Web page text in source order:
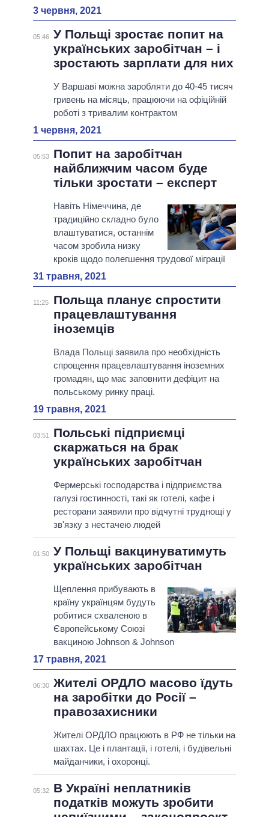
3 червня, 2021
05:46 У Польщі зростає попит на
українських заробітчан – і
зростають зарплати для них
У Варшаві можна заробляти до 40-45 тисяч
гривень на місяць, працюючи на офіційній
роботі з тривалим контрактом
1 червня, 2021
05:53
Попит на заробітчан
найближчим часом буде
тільки зростати – експерт
Навіть Німеччина, де
традиційно складно було
влаштуватися, останнім
часом зробила низку
кроків щодо полегшення трудової міграції
31 травня, 2021
11:25
Польща планує спростити
працевлаштування
іноземців
Влада Польщі заявила про необхідність
спрощення працевлаштування іноземних
громадян, що має заповнити дефіцит на
польському ринку праці.
19 травня, 2021
03:51
Польські підприємці
скаржаться на брак
українських заробітчан
Фермерські господарства і підприємства
галузі гостинності, такі як готелі, кафе і
ресторани заявили про відчутні труднощі у
зв'язку з нестачею людей
01:50 У Польщі вакцинуватимуть
українських заробітчан
Щеплення прибувають в
країну українцям будуть
робитися схваленою в
Європейському Союзі
вакциною Johnson & Johnson
17 травня, 2021
06:30 Жителі ОРДЛО масово їдуть
на заробітки до Росії –
правозахисники
Жителі ОРДЛО працюють в РФ не тільки на
шахтах. Це і плантації, і готелі, і будівельні
майданчики, і охоронці.
05:32
В Україні неплатників
податків можуть зробити